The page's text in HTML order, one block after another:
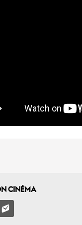
CINÉMA
email-